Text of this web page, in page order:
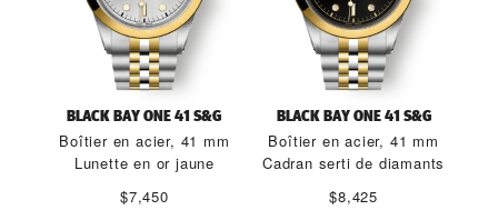
BLACK BAY ONE 41 S&G
Boîtier en acier, 41 mm
Lunette en or jaune
$7,450
BLACK BAY ONE 41 S&G
Boîtier en acier, 41 mm
Cadran serti de diamants
$8,425